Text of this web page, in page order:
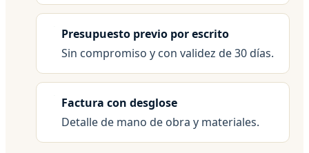
Presupuesto previo por escrito
Sin compromiso y con validez de 30 días.
Factura con desglose
Detalle de mano de obra y materiales.